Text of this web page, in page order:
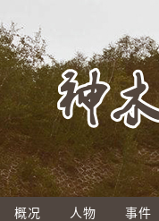
概况 人物 事件